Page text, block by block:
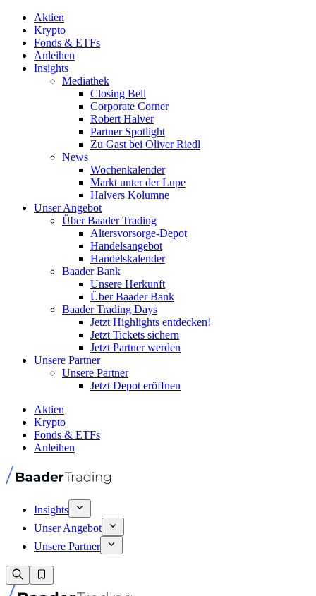
Aktien
Krypto
Fonds & ETFs
Anleihen
Insights
Mediathek
Closing Bell
Corporate Corner
Robert Halver
Partner Spotlight
Zu Gast bei Oliver Riedl
News
Wochenkalender
Markt unter der Lupe
Halvers Kolumne
Unser Angebot
Über Baader Trading
Altersvorsorge-Depot
Handelsangebot
Handelskalender
Baader Bank
Unsere Herkunft
Über Baader Bank
Baader Trading Days
Jetzt Highlights entdecken!
Jetzt Tickets sichern
Jetzt Partner werden
Unsere Partner
Unsere Partner
Jetzt Depot eröffnen
Aktien
Krypto
Fonds & ETFs
Anleihen
Insights
Unser Angebot
Unsere Partner